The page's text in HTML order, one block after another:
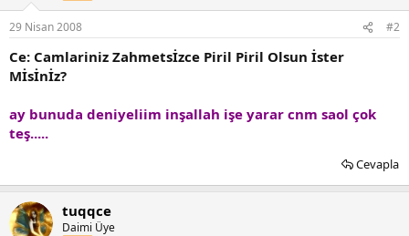
29 Nisan 2008 #2
Ce: Camlariniz Zahmetsİzce Piril Piril Olsun İster
Mİsİnİz?
ay bunuda deniyeliim inşallah işe yarar cnm saol çok
teş.....
Cevapla
tuqqce
Daimi Üye